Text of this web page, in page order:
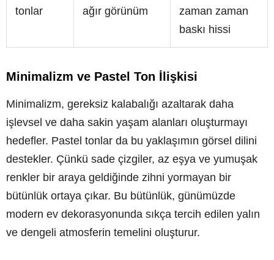
tonlar ağır görünüm
zaman zaman
baskı hissi
Minimalizm ve Pastel Ton İlişkisi
Minimalizm, gereksiz kalabalığı azaltarak daha
işlevsel ve daha sakin yaşam alanları oluşturmayı
hedefler. Pastel tonlar da bu yaklaşımın görsel dilini
destekler. Çünkü sade çizgiler, az eşya ve yumuşak
renkler bir araya geldiğinde zihni yormayan bir
bütünlük ortaya çıkar. Bu bütünlük, günümüzde
modern ev dekorasyonunda sıkça tercih edilen yalın
ve dengeli atmosferin temelini oluşturur.